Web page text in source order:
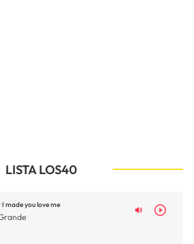
LISTA LOS40
made you love me